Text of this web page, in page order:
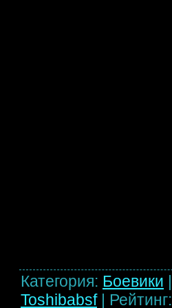
Категория: Боевики
Toshibabsf| Рейтинг